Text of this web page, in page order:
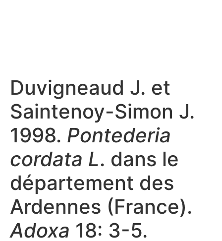
Duvigneaud J. et
Saintenoy-Simon J.
1998. Pontederia
cordata L. dans le
département des
Ardennes (France).
Adoxa 18: 3-5.